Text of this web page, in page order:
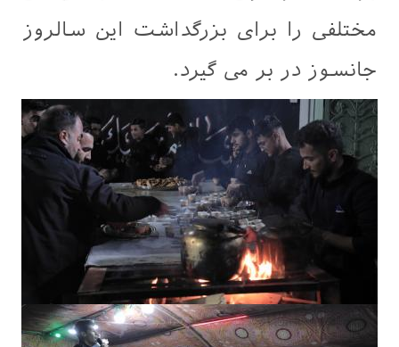
مختلفی را برای بزرگداشت این سالروز
جانسوز در بر می گیرد.